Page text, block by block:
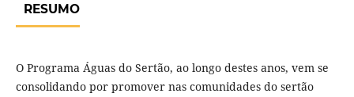
RESUMO
O Programa Águas do Sertão, ao longo destes anos, vem se
consolidando por promover nas comunidades do sertão